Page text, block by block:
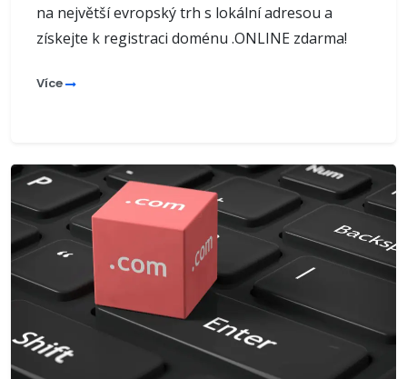
na největší evropský trh s lokální adresou a
získejte k registraci doménu .ONLINE zdarma!
Více